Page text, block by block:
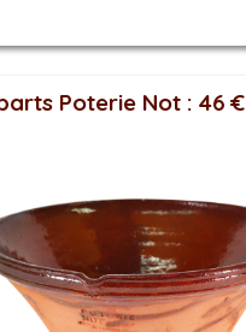
Poterie Not : 46 €